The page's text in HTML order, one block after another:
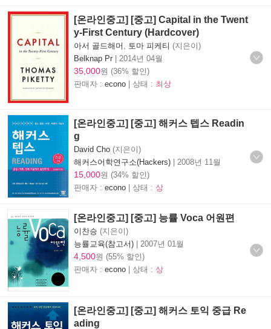
[온라인중고] [중고] Capital in the Twent
y-First Century (Hardcover)
아서 골드해머 토마 피케티 (지은이)
Belknap Pr | 2014년 04월
35,000원 (36% 할인)
판매자 : econo | 상태 : 최상
[온라인중고] [중고] 해커스 텝스 Readin
g
David Cho (지은이)
해커스어학연구소(Hackers) | 2008년 11월
15,000원 (34% 할인)
판매자 : econo | 상태 : 상
[온라인중고] [중고] 능률 Voca 어원편
이찬승 (지은이)
능률교육(참고서) | 2007년 01월
4,500원 (55% 할인)
판매자 : econo | 상태 : 상
[온라인중고] [중고] 해커스 토익 중급 Re
ading